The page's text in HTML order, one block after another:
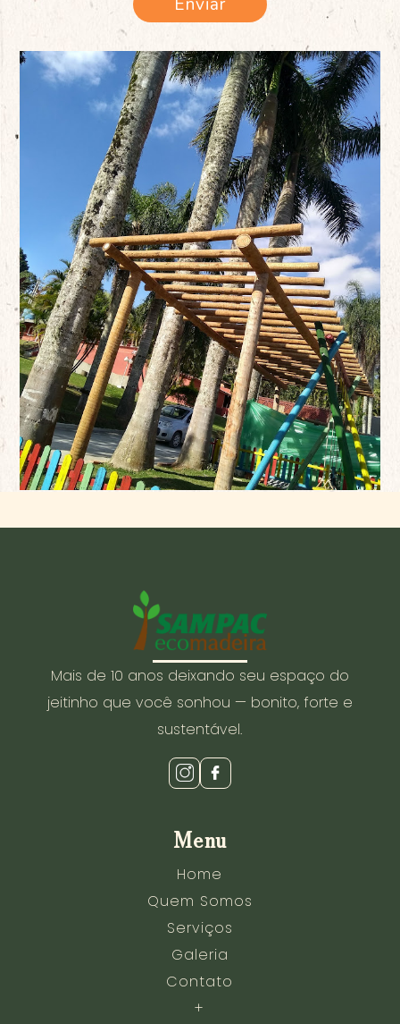
Mais de 10 anos deixando seu espaço do
jeitinho que você sonhou — bonito, forte e
sustentável.
Menu
Home
Quem Somos
Serviços
Galeria
Contato
+